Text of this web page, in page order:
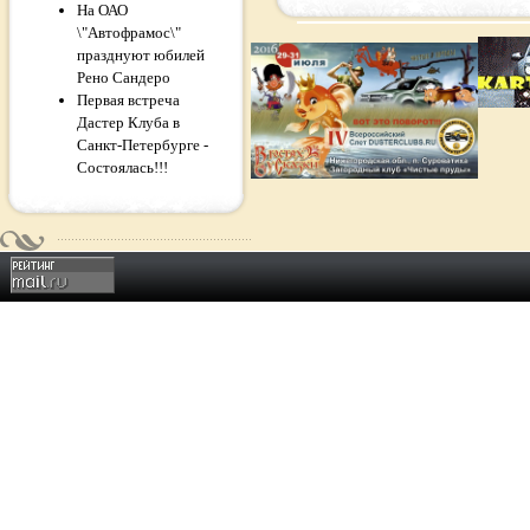
На ОАО
\"Автофрамос\"
празднуют юбилей
Рено Сандеро
Первая встреча
Дастер Клуба в
Санкт-Петербурге -
Состоялась!!!